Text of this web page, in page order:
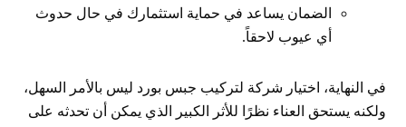
الضمان يساعد في حماية استثمارك في حال حدوث
أي عيوب لاحقاً.
في النهاية، اختيار شركة لتركيب جبس بورد ليس بالأمر السهل،
ولكنه يستحق العناء نظرًا للأثر الكبير الذي يمكن أن تحدثه على